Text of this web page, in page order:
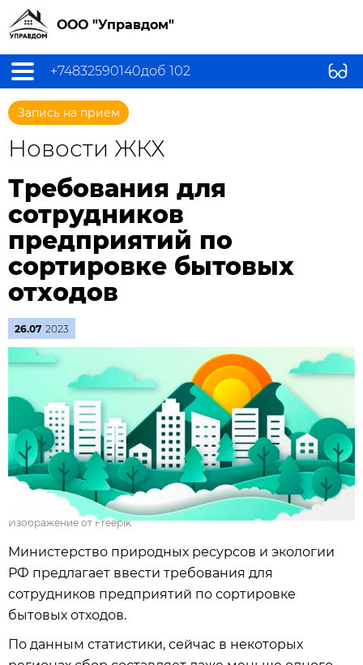
ООО "Управдом"
+74832590140доб 102
Запись на прием
Новости ЖКХ
Требования для
сотрудников
предприятий по
сортировке бытовых
отходов
26.07 2023
Изображение от Freepik
Министерство природных ресурсов и экологии
РФ предлагает ввести требования для
сотрудников предприятий по сортировке
бытовых отходов.
По данным статистики, сейчас в некоторых